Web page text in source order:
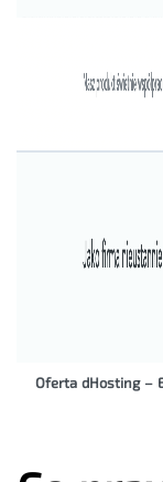
Oferta dHosting –